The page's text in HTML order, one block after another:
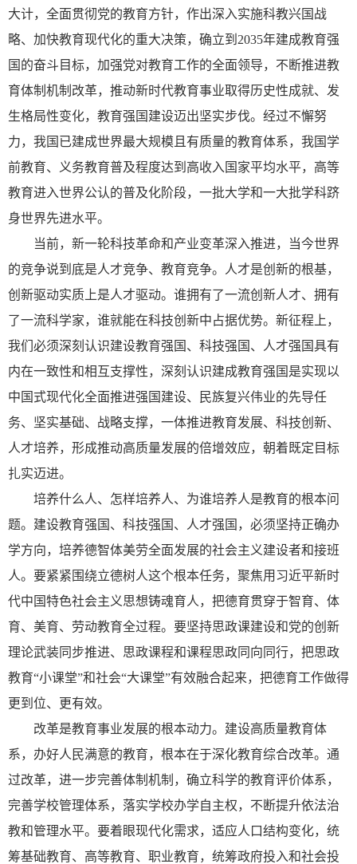
大计，全面贯彻党的教育方针，作出深入实施科教兴国战
略、加快教育现代化的重大决策，确立到2035年建成教育强
国的奋斗目标，加强党对教育工作的全面领导，不断推进教
育体制机制改革，推动新时代教育事业取得历史性成就、发
生格局性变化，教育强国建设迈出坚实步伐。经过不懈努
力，我国已建成世界最大规模且有质量的教育体系，我国学
前教育、义务教育普及程度达到高收入国家平均水平，高等
教育进入世界公认的普及化阶段，一批大学和一大批学科跻
身世界先进水平。
当前，新一轮科技革命和产业变革深入推进，当今世界
的竞争说到底是人才竞争、教育竞争。人才是创新的根基，
创新驱动实质上是人才驱动。谁拥有了一流创新人才、拥有
了一流科学家，谁就能在科技创新中占据优势。新征程上，
我们必须深刻认识建设教育强国、科技强国、人才强国具有
内在一致性和相互支撑性，深刻认识建成教育强国是实现以
中国式现代化全面推进强国建设、民族复兴伟业的先导任
务、坚实基础、战略支撑，一体推进教育发展、科技创新、
人才培养，形成推动高质量发展的倍增效应，朝着既定目标
扎实迈进。
培养什么人、怎样培养人、为谁培养人是教育的根本问
题。建设教育强国、科技强国、人才强国，必须坚持正确办
学方向，培养德智体美劳全面发展的社会主义建设者和接班
人。要紧紧围绕立德树人这个根本任务，聚焦用习近平新时
代中国特色社会主义思想铸魂育人，把德育贯穿于智育、体
育、美育、劳动教育全过程。要坚持思政课建设和党的创新
理论武装同步推进、思政课程和课程思政同向同行，把思政
教育“小课堂”和社会“大课堂”有效融合起来，把德育工作做得
更到位、更有效。
改革是教育事业发展的根本动力。建设高质量教育体
系，办好人民满意的教育，根本在于深化教育综合改革。通
过改革，进一步完善体制机制，确立科学的教育评价体系，
完善学校管理体系，落实学校办学自主权，不断提升依法治
教和管理水平。要着眼现代化需求，适应人口结构变化，统
筹基础教育、高等教育、职业教育，统筹政府投入和社会投